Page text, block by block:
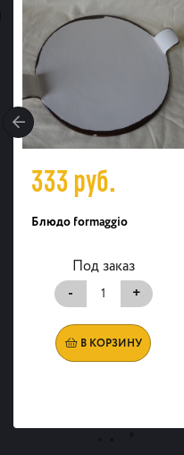
333руб.
Блюдо formaggio
Под заказ
-
+
В КОРЗИНУ